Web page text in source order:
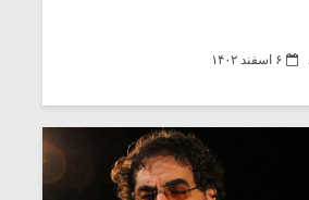
۶ اسفند ۱۴۰۲